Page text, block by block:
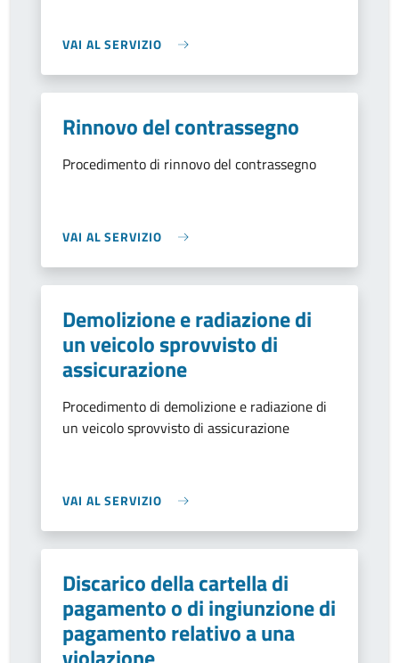
VAI AL SERVIZIO
Rinnovo del contrassegno
Procedimento di rinnovo del contrassegno
VAI AL SERVIZIO
Demolizione e radiazione di
un veicolo sprovvisto di
assicurazione
Procedimento di demolizione e radiazione di
un veicolo sprovvisto di assicurazione
VAI AL SERVIZIO
Discarico della cartella di
pagamento o di ingiunzione di
pagamento relativo a una